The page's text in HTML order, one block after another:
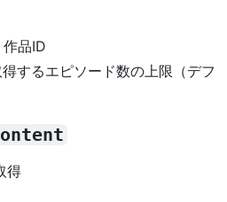
品ID
するエピソード数の上限（デフ
得